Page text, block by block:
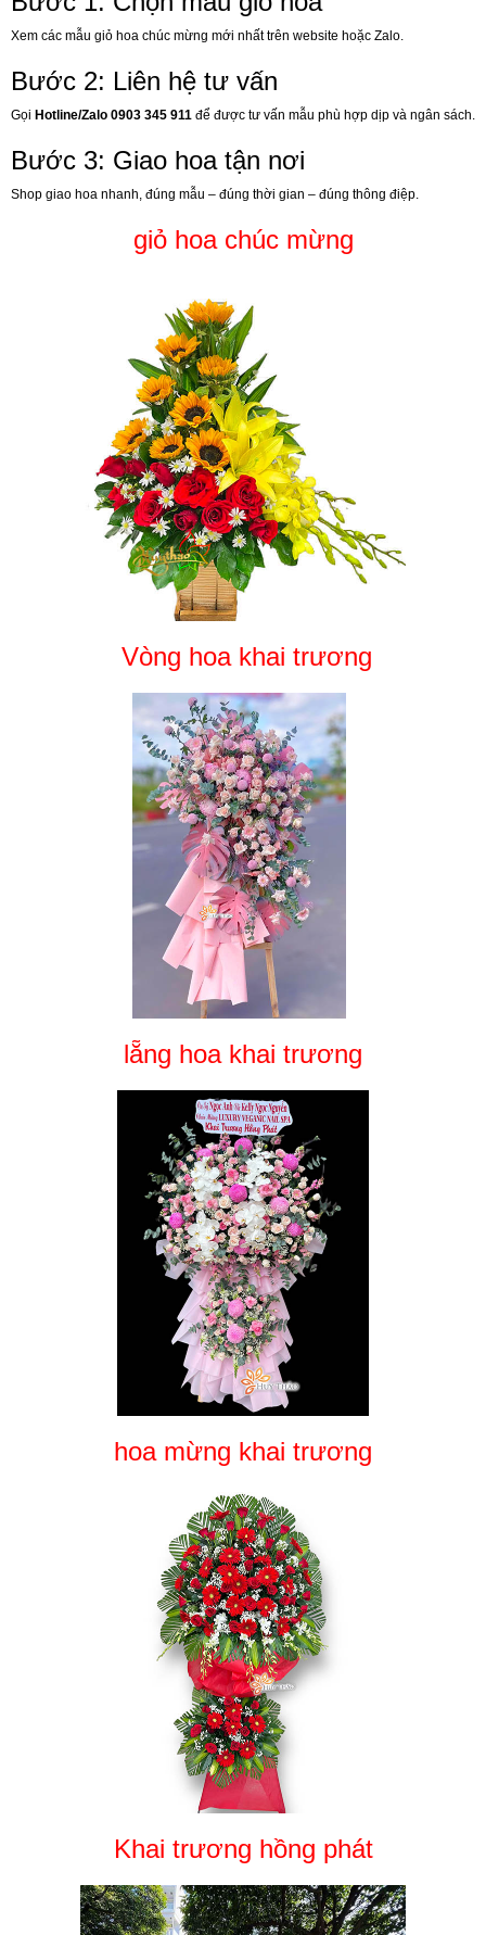
Xem các mẫu giỏ hoa chúc mừng mới nhất trên website hoặc Zalo.
Bước 2: Liên hệ tư vấn
Gọi Hotline/Zalo 0903 345 911 để được tư vấn mẫu phù hợp dịp và ngân sách.
Bước 3: Giao hoa tận nơi
Shop giao hoa nhanh, đúng mẫu – đúng thời gian – đúng thông điệp.
giỏ hoa chúc mừng
Vòng hoa khai trương
lẵng hoa khai trương
hoa mừng khai trương
Khai trương hồng phát